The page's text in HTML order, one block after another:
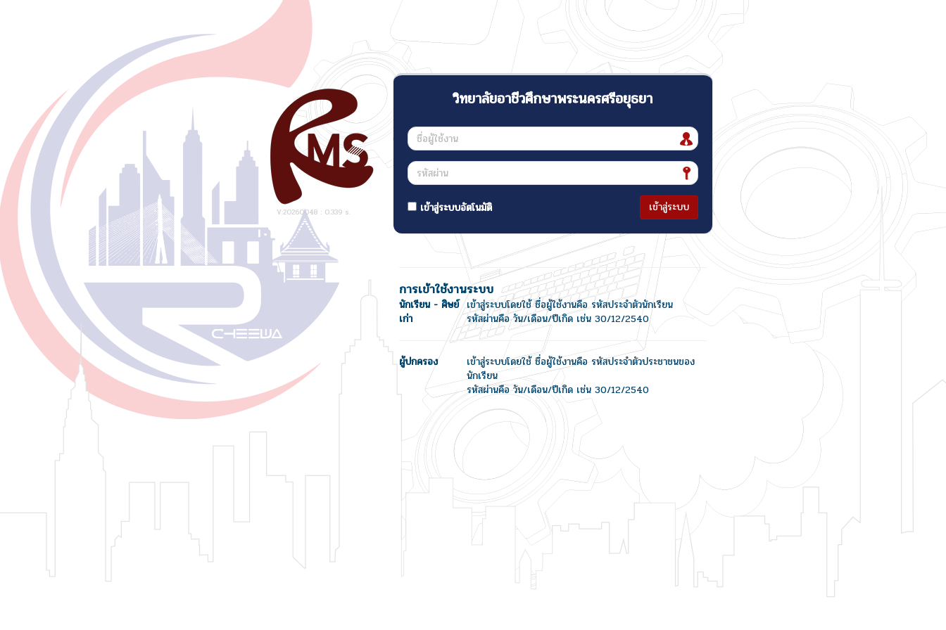
V:20260048 : 0.339 s.
วิทยาลัยอาชีวศึกษาพระนครศรีอยุธยา
เข้าสู่ระบบอัตโนมัติ เข้าสู่ระบบ
การเข้าใช้งานระบบ
นักเรียน - ศิษย์
เก่า
เข้าสู่ระบบโดยใช้ ชื่อผู้ใช้งานคือ รหัสประจำตัวนักเรียน
รหัสผ่านคือ วัน/เดือน/ปีเกิด เช่น 30/12/2540
ผู้ปกครอง
เข้าสู่ระบบโดยใช้ ชื่อผู้ใช้งานคือ รหัสประจำตัวประชาชนของ
นักเรียน
รหัสผ่านคือ วัน/เดือน/ปีเกิด เช่น 30/12/2540